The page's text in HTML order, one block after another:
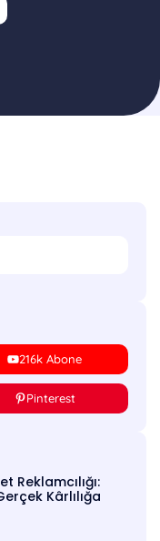
216k Abone
Pinterest
Reklamcılığı:
Kârlılığa